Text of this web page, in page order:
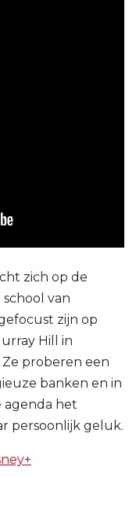
zich op de
van
zijn op
Hill in
Ze proberen een
banken en in
agenda het
persoonlijk geluk.